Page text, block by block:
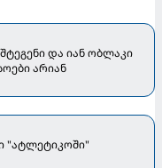
და იან ობლაკი
არიან
"ატლეტიკოში"